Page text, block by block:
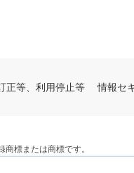
正等、利用停止等 情報セ
標または商標です。